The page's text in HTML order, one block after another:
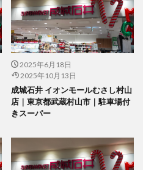
2025年6月18日
2025年10月13日
成城石井 イオンモールむさし村山
店｜東京都武蔵村山市｜駐車場付
きスーパー